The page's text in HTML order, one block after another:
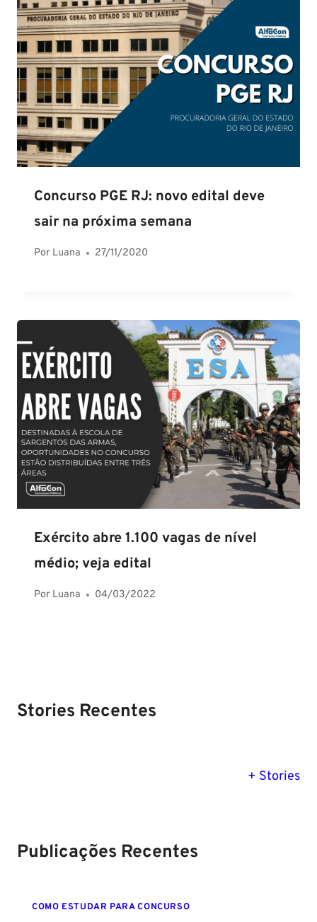
Concurso PGE RJ: novo edital deve
sair na próxima semana
Por Luana 27/11/2020
Exército abre 1.100 vagas de nível
médio; veja edital
Por Luana 04/03/2022
Stories Recentes
+ Stories
MG:
Publicações Recentes
COMO ESTUDAR PARA CONCURSO